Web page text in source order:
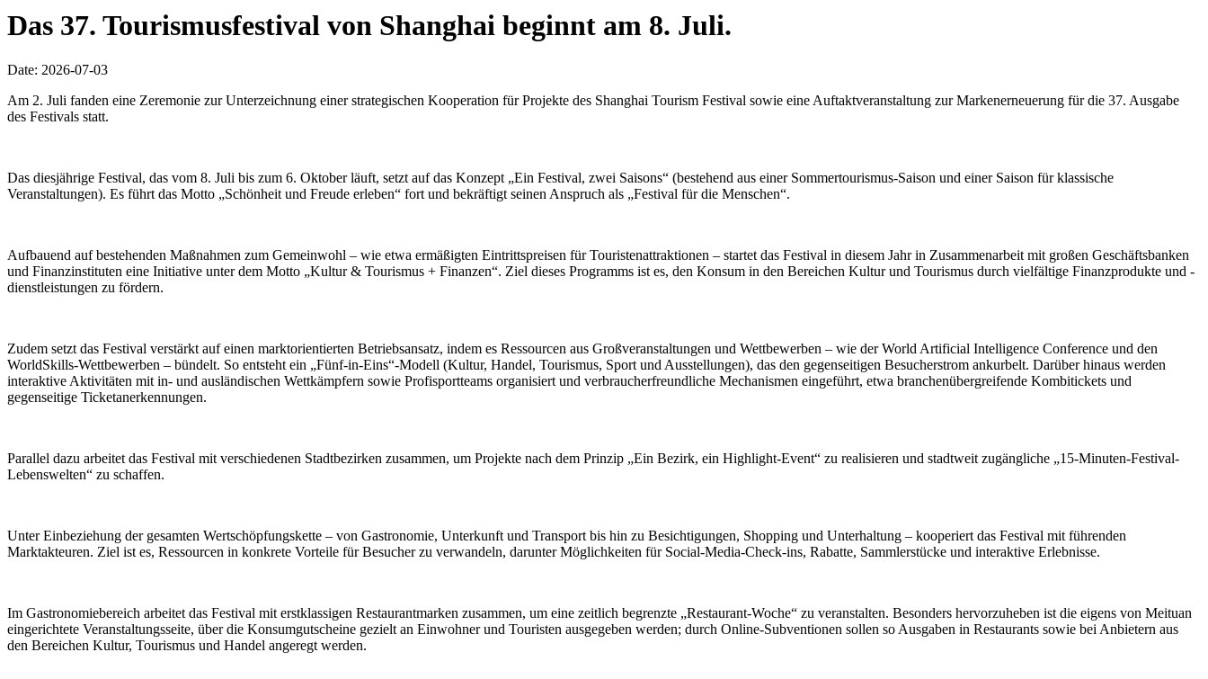
Das 37. Tourismusfestival von Shanghai beginnt am 8. Juli.
Date: 2026-07-03
Am 2. Juli fanden eine Zeremonie zur Unterzeichnung einer strategischen Kooperation für Projekte des Shanghai Tourism Festival sowie eine Auftaktveranstaltung zur Markenerneuerung für die 37. Ausgabe
des Festivals statt.
Das diesjährige Festival, das vom 8. Juli bis zum 6. Oktober läuft, setzt auf das Konzept „Ein Festival, zwei Saisons“ (bestehend aus einer Sommertourismus-Saison und einer Saison für klassische
Veranstaltungen). Es führt das Motto „Schönheit und Freude erleben“ fort und bekräftigt seinen Anspruch als „Festival für die Menschen“.
Aufbauend auf bestehenden Maßnahmen zum Gemeinwohl – wie etwa ermäßigten Eintrittspreisen für Touristenattraktionen – startet das Festival in diesem Jahr in Zusammenarbeit mit großen Geschäftsbanken
und Finanzinstituten eine Initiative unter dem Motto „Kultur & Tourismus + Finanzen“. Ziel dieses Programms ist es, den Konsum in den Bereichen Kultur und Tourismus durch vielfältige Finanzprodukte und -
dienstleistungen zu fördern.
Zudem setzt das Festival verstärkt auf einen marktorientierten Betriebsansatz, indem es Ressourcen aus Großveranstaltungen und Wettbewerben – wie der World Artificial Intelligence Conference und den
WorldSkills-Wettbewerben – bündelt. So entsteht ein „Fünf-in-Eins“-Modell (Kultur, Handel, Tourismus, Sport und Ausstellungen), das den gegenseitigen Besucherstrom ankurbelt. Darüber hinaus werden
interaktive Aktivitäten mit in- und ausländischen Wettkämpfern sowie Profisportteams organisiert und verbraucherfreundliche Mechanismen eingeführt, etwa branchenübergreifende Kombitickets und
gegenseitige Ticketanerkennungen.
Parallel dazu arbeitet das Festival mit verschiedenen Stadtbezirken zusammen, um Projekte nach dem Prinzip „Ein Bezirk, ein Highlight-Event“ zu realisieren und stadtweit zugängliche „15-Minuten-Festival-
Lebenswelten“ zu schaffen.
Unter Einbeziehung der gesamten Wertschöpfungskette – von Gastronomie, Unterkunft und Transport bis hin zu Besichtigungen, Shopping und Unterhaltung – kooperiert das Festival mit führenden
Marktakteuren. Ziel ist es, Ressourcen in konkrete Vorteile für Besucher zu verwandeln, darunter Möglichkeiten für Social-Media-Check-ins, Rabatte, Sammlerstücke und interaktive Erlebnisse.
Im Gastronomiebereich arbeitet das Festival mit erstklassigen Restaurantmarken zusammen, um eine zeitlich begrenzte „Restaurant-Woche“ zu veranstalten. Besonders hervorzuheben ist die eigens von Meituan
eingerichtete Veranstaltungsseite, über die Konsumgutscheine gezielt an Einwohner und Touristen ausgegeben werden; durch Online-Subventionen sollen so Ausgaben in Restaurants sowie bei Anbietern aus
den Bereichen Kultur, Tourismus und Handel angeregt werden.